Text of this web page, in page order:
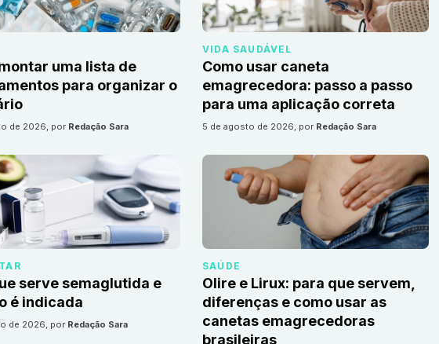
uma lista de
para organizar o
de 2026, por Redação Sara
VIDA SAUDÁVEL
Como usar caneta
emagrecedora: passo a passo
para uma aplicação correta
5 de agosto de 2026, por Redação Sara
serve semaglutida e
é indicada
de 2026, por Redação Sara
SAÚDE
Olire e Lirux: para que servem,
diferenças e como usar as
canetas emagrecedoras
brasileiras